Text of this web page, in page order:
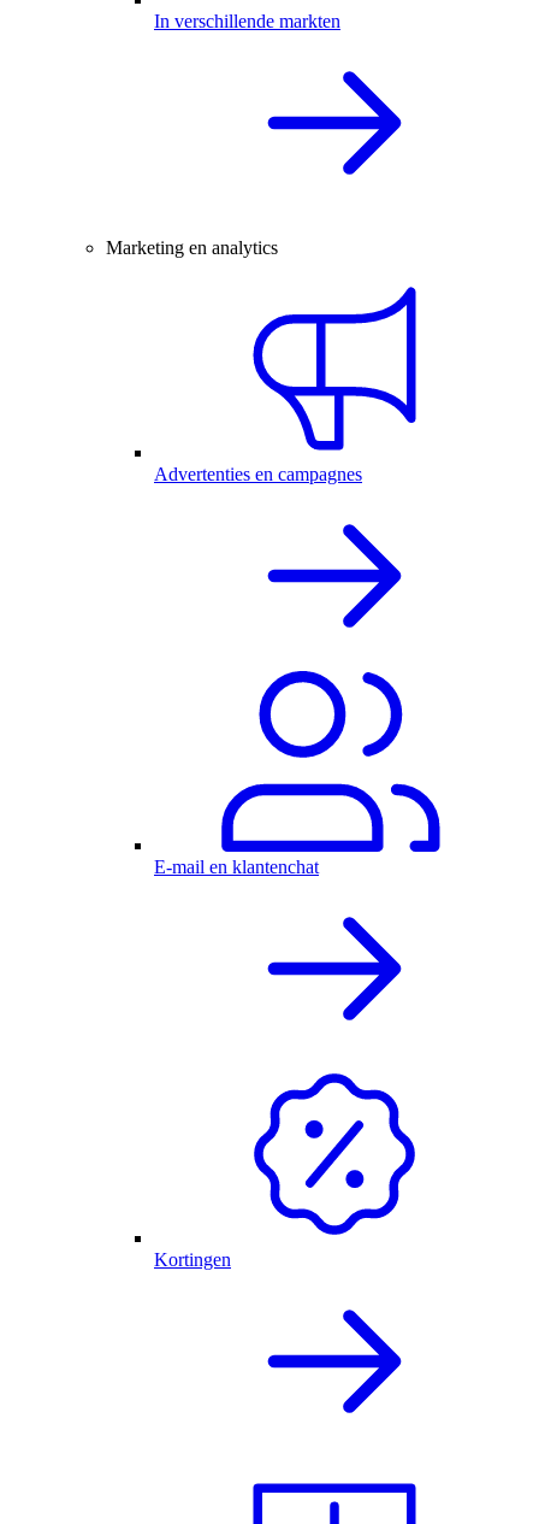
In verschillende markten
Marketing en analytics
Advertenties en campagnes
E-mail en klantenchat
Kortingen